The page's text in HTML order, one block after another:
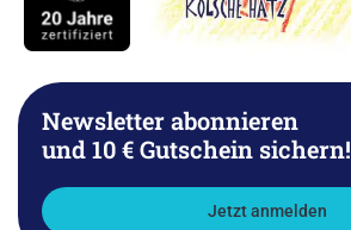
Newsletter abonnieren
und 10 € Gutschein sichern!
Jetzt anmelden